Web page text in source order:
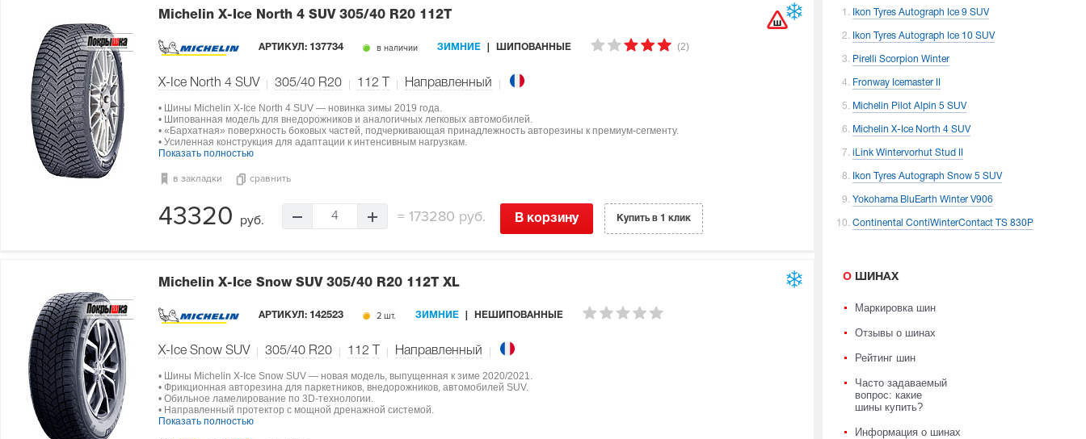
Michelin X-Ice North 4 SUV 305/40 R20 112T
АРТИКУЛ: 137734 в наличии ЗИМНИЕ ШИПОВАННЫЕ (2)
X-Ice North 4 SUV 305/40 R20 112 Направленный
• Шины Michelin X-Ice North 4 SUV — новинка зимы 2019 года.
• Шипованная модель для внедорожников и аналогичных легковых автомобилей.
• «Бархатная» поверхность боковых частей, подчеркивающая принадлежность авторезины к премиум-сегменту.
• Усиленная конструкция для адаптации к интенсивным нагрузкам.
Показать полностью
в закладки сравнить
43320 руб. 4 = 173280 руб. В корзину Купить в 1 клик
Michelin X-Ice Snow SUV 305/40 R20 112T XL
АРТИКУЛ: 142523 2 шт. ЗИМНИЕ НЕШИПОВАННЫЕ
X-Ice Snow SUV 305/40 R20 112 Направленный
• Шины Michelin X-Ice Snow SUV — новая модель, выпущенная к зиме 2020/2021.
• Фрикционная авторезина для паркетников, внедорожников, автомобилей SUV.
• Обильное ламелирование по 3D-технологии.
• Направленный протектор с мощной дренажной системой.
Показать полностью
Ikon Tyres Autograph Ice 9 SUV
Ikon Tyres Autograph Ice 10 SUV
Pirelli Scorpion Winter
Fronway Icemaster II
Michelin Pilot Alpin 5 SUV
Michelin X-Ice North 4 SUV
iLink Wintervorhut Stud II
Ikon Tyres Autograph Snow 5 SUV
Yokohama BluEarth Winter V906
Continental ContiWinterContact TS 830P
О ШИНАХ
Маркировка шин
Отзывы о шинах
Рейтинг шин
Часто задаваемый
вопрос: какие
шины купить?
Информация о шинах